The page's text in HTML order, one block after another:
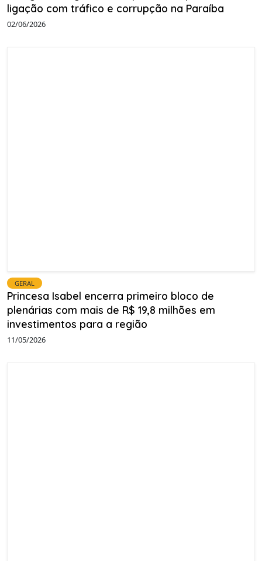
ligação com tráfico e corrupção na Paraíba
02/06/2026
GERAL
Princesa Isabel encerra primeiro bloco de
plenárias com mais de R$ 19,8 milhões em
investimentos para a região
11/05/2026